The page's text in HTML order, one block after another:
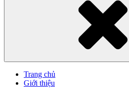
Trang chủ
Giới thiệu